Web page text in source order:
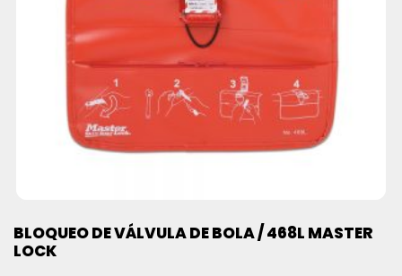
BLOQUEO DE VÁLVULA DE BOLA / 468L MASTER
LOCK